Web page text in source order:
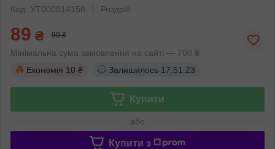
Код: УТ000014158
Роздріб
89 ₴ 99 ₴
Мінімальна сума замовлення на сайті — 700 ₴
Економія 10 ₴ Залишилось 17:51:23
Купити
або
Купити з